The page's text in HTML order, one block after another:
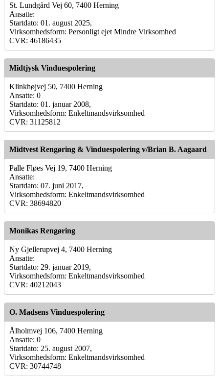
St. Lundgård Vej 60, 7400 Herning
Ansatte:
Startdato: 01. august 2025,
Virksomhedsform: Personligt ejet Mindre Virksomhed
CVR: 46186435
Midtjysk Vinduespolering
Klinkhøjvej 50, 7400 Herning
Ansatte: 0
Startdato: 01. januar 2008,
Virksomhedsform: Enkeltmandsvirksomhed
CVR: 31125812
Midtvest Rengøring & Vinduespolering v/Brian B. Aagaard
Palle Fløes Vej 19, 7400 Herning
Ansatte:
Startdato: 07. juni 2017,
Virksomhedsform: Enkeltmandsvirksomhed
CVR: 38694820
Monikas Rengøring
Ny Gjellerupvej 4, 7400 Herning
Ansatte:
Startdato: 29. januar 2019,
Virksomhedsform: Enkeltmandsvirksomhed
CVR: 40212043
O. Madsens Vinduespolering
Ålholmvej 106, 7400 Herning
Ansatte: 0
Startdato: 25. august 2007,
Virksomhedsform: Enkeltmandsvirksomhed
CVR: 30744748